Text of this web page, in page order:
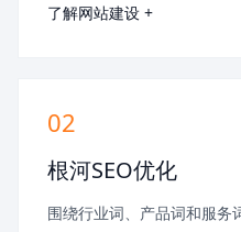
了解网站建设 +
02
根河SEO优化
围绕行业词、产品词和服务